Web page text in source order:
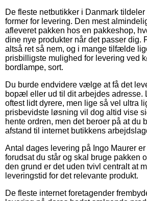
De fleste netbutikker i Danmark
former for levering. Den mest
afleveret pakken hos en pakkeshop,
dine nye produkter når det passer dig.
altså ret så nem, og i mange tilfælde
prisbilligste mulighed for levering ved
bordlampe, sort.
Du burde endvidere vælge at få det
bopæl eller ud til dit arbejdes adresse.
oftest lidt dyrere, men lige så vel ultra
prisbevidste løsning vil dog altid vise
hente ordren, men det beroer på at du
afstand til internet butikkens
Antal dages levering på Ingo Maurer
forudsat du står og skal bruge pakken
den grund er det uden tvivl centralt at
leveringstid for det relevante produkt.
De fleste internet foretagender